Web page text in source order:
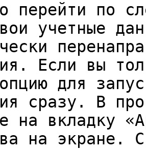
перейти по
учетные
Если вы
для
сразу. В
на вкладку
на экране.